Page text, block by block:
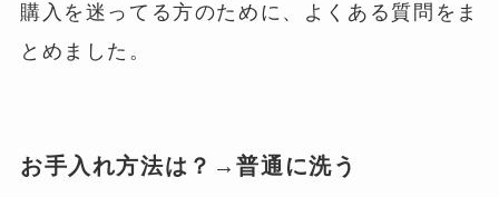
購入を迷ってる方のために、よくある質問をま
とめました。
お手入れ方法は？→普通に洗う